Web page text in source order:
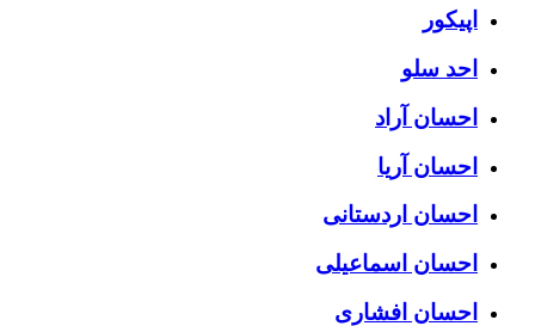
اپیکور
احد سلو
احسان آراد
احسان آریا
احسان اردستانی
احسان اسماعیلی
احسان افشاری